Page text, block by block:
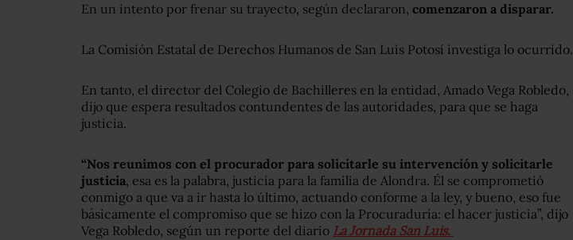
En un intento por frenar su trayecto, según declararon, comenzaron a disparar.
La Comisión Estatal de Derechos Humanos de San Luis Potosí investiga lo ocurrido.
En tanto, el director del Colegio de Bachilleres en la entidad, Amado Vega Robledo,
dijo que espera resultados contundentes de las autoridades, para que se haga
justicia.
“Nos reunimos con el procurador para solicitarle su intervención y solicitarle
justicia, esa es la palabra, justicia para la familia de Alondra. Él se comprometió
conmigo a que va a ir hasta lo último, actuando conforme a la ley, y bueno, eso fue
básicamente el compromiso que se hizo con la Procuraduría: el hacer justicia”, dijo
Vega Robledo, según un reporte del diario La Jornada San Luis.